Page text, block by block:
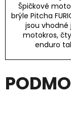
Špičkové
brýle Pitcha
jsou vhodné
motokros,
enduro